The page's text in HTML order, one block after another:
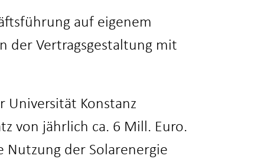
auf eigenem
der Vertragsgestaltung mit
Universität Konstanz
von jährlich ca. 6 Mill. Euro.
der Solarenergie